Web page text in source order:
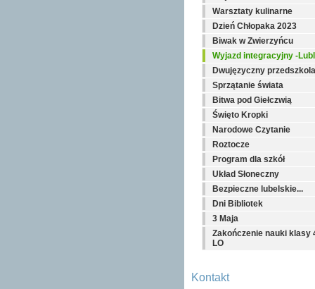
Warsztaty kulinarne
Dzień Chłopaka 2023
Biwak w Zwierzyńcu
Wyjazd integracyjny -
Dwujęzyczny
Sprzątanie świata
Bitwa pod Giełczwią
Święto Kropki
Narodowe Czytanie
Roztocze
Program dla szkół
Układ Słoneczny
Bezpieczne lubelskie...
Dni Bibliotek
3 Maja
Zakończenie nauki klasy
LO
Kontakt